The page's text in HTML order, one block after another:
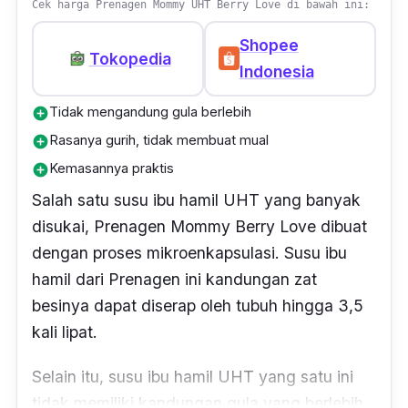
Cek harga Prenagen Mommy UHT Berry Love di bawah ini:
Tokopedia
Shopee
Indonesia
add_circleTidak mengandung gula berlebih
add_circleRasanya gurih, tidak membuat mual
add_circleKemasannya praktis
Salah satu susu ibu hamil UHT yang banyak
disukai, Prenagen Mommy Berry Love dibuat
dengan proses mikroenkapsulasi. Susu ibu
hamil dari Prenagen ini kandungan zat
besinya dapat diserap oleh tubuh hingga 3,5
kali lipat.
Selain itu, susu ibu hamil UHT yang satu ini
tidak memiliki kandungan gula yang berlebih,